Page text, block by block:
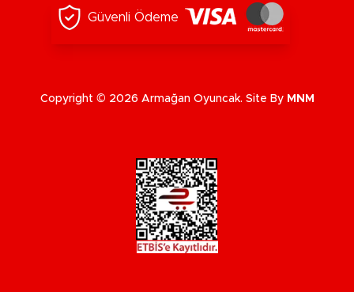
Güvenli Ödeme
Copyright © 2026 Armağan Oyuncak. Site By MNM